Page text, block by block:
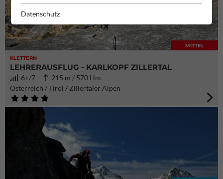
KLETTERN
MITTEL
LEHRERAUSFLUG - KARLKOPF ZILLERTAL
6+/7-
215 m / 570 Hm
Österreich / Tirol / Zillertaler Alpen
Datenschutz